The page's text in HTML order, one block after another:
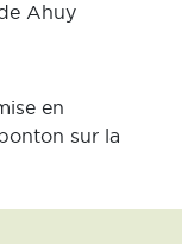
Ahuy
en
sur la